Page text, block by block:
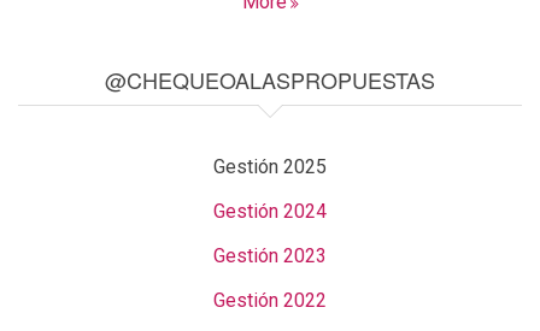
@CHEQUEOALASPROPUESTAS
Gestión 2025
Gestión 2024
Gestión 2023
Gestión 2022